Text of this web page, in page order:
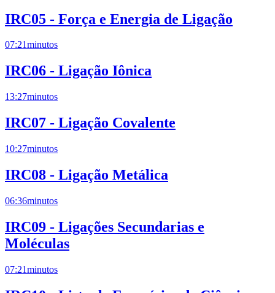
IRC05 - Força e Energia de Ligação
07:21minutos
IRC06 - Ligação Iônica
13:27minutos
IRC07 - Ligação Covalente
10:27minutos
IRC08 - Ligação Metálica
06:36minutos
IRC09 - Ligações Secundarias e
Moléculas
07:21minutos